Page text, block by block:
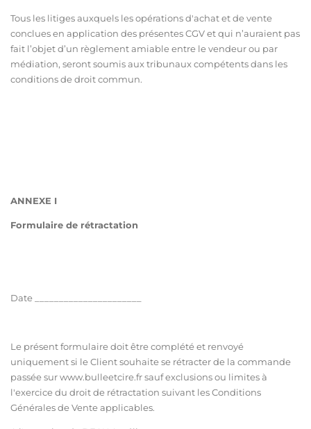
Tous les litiges auxquels les opérations d'achat et de vente
conclues en application des présentes CGV et qui n’auraient pas
fait l’objet d’un règlement amiable entre le vendeur ou par
médiation, seront soumis aux tribunaux compétents dans les
conditions de droit commun.
ANNEXE I
Formulaire de rétractation
Date ______________________
Le présent formulaire doit être complété et renvoyé
uniquement si le Client souhaite se rétracter de la commande
passée sur www.bulleetcire.fr sauf exclusions ou limites à
l'exercice du droit de rétractation suivant les Conditions
Générales de Vente applicables.